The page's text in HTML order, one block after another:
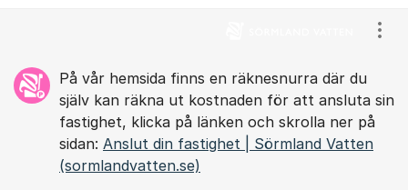
På vår hemsida finns en räknesnurra där du
själv kan räkna ut kostnaden för att ansluta sin
fastighet, klicka på länken och skrolla ner på
sidan: Anslut din fastighet | Sörmland Vatten
(sormlandvatten.se)